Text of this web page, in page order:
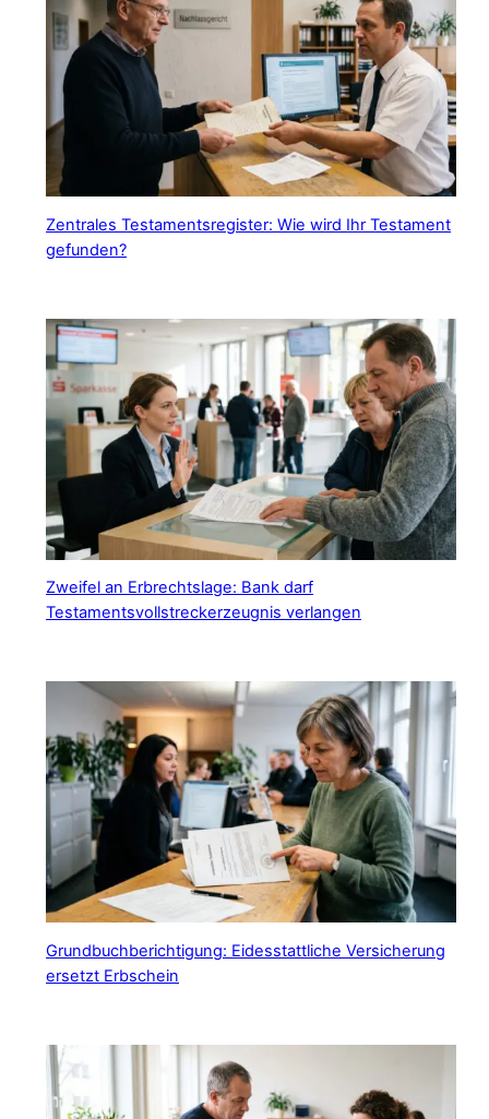
Zentrales Testamentsregister: Wie wird Ihr Testament
gefunden?
Zweifel an Erbrechtslage: Bank darf
Testamentsvollstreckerzeugnis verlangen
Grundbuchberichtigung: Eidesstattliche Versicherung
ersetzt Erbschein